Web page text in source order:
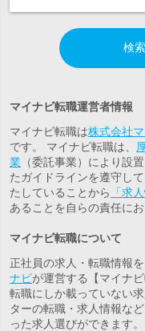
検
マイナビ転職運営者情報
マイナビ転職は株式会社
です。 マイナビ転職は、
業 （委託事業）により設
たガイドラインを遵守し
たしていることから
「求
あることを自らの責任に
マイナビ転職について
正社員の求人・転職情報
ナビが運営する【マイナ
転職にしか載っていない
ターの転職・求人情報な
った求人選びができます。